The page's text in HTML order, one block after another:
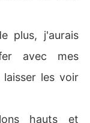
plus, j'aurais
avec mes
les voir
hauts et